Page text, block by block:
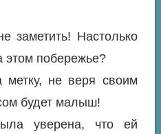
заметить! Настолько
этом побережье?
не веря своим
будет малыш!
уверена, что ей